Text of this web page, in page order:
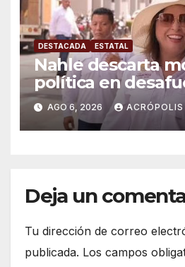
DESTACADA ESTATAL
Nahle descarta
política en
alcaldes
AGO 6, 2026
Deja un
Tu dirección de correo
publicada. Los campos